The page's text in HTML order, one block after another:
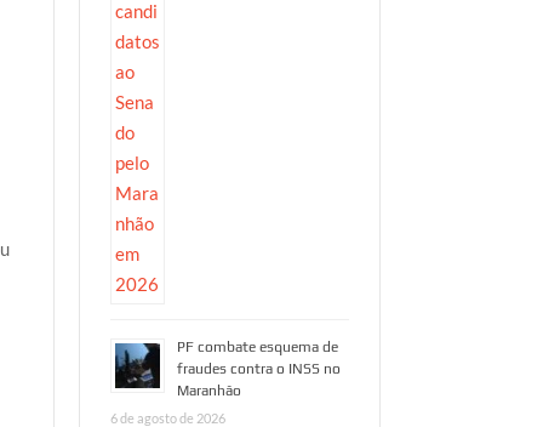
HORA 1
PF combate esquema de
fraudes contra o INSS no
Maranhão
6 de agosto de 2026